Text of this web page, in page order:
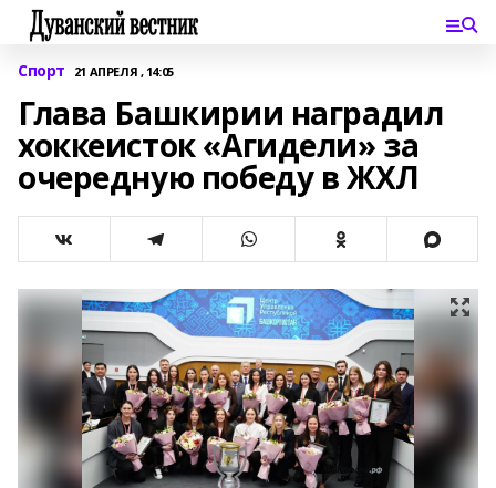
Спорт 21 АПРЕЛЯ , 14:05
Глава Башкирии наградил
хоккеисток «Агидели» за
очередную победу в ЖХЛ